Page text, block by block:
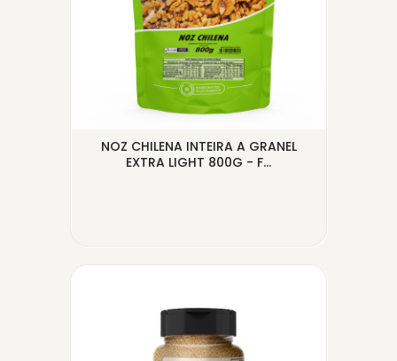
NOZ CHILENA INTEIRA A GRANEL
EXTRA LIGHT 800G - F...